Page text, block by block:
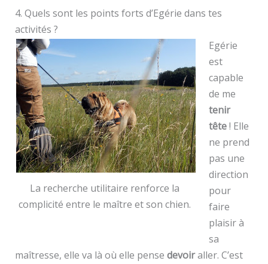
4. Quels sont les points forts d’Egérie dans tes
activités ?
La recherche utilitaire renforce la
complicité entre le maître et son chien.
Egérie
est
capable
de me
tenir
tête! Elle
ne prend
pas une
direction
pour
faire
plaisir à
sa
maîtresse, elle va là où elle pense devoiraller. C’est